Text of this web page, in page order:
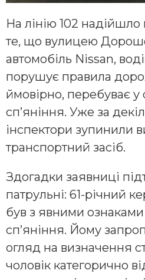
На лінію 102
те, що вулицею
автомобіль Nissan,
порушує правила
ймовірно, перебуває у
сп’яніння. Уже за
інспектори зупинили
транспортний засіб.
Здогадки заявниці
патрульні: 61-річний
був з явними ознаками
сп’яніння. Йому
огляд на визначення
чоловік категорично